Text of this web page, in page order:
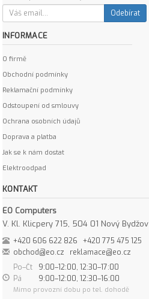
Odebírat
INFORMACE
O firmě
Obchodní podmínky
Reklamační podmínky
Odstoupení od smlouvy
Ochrana osobních údajů
Doprava a platba
Jak se k nám dostat
Elektroodpad
KONTAKT
EO Computers
V. Kl. Klicpery 715, 504 01 Nový Bydžov
+420 606 622 826
+420 775 475 125
obchod@eo.cz
reklamace@eo.cz
Po–Čt
9:00–12:00, 12:30–17:00
Pá
9:00–12:00, 12:30–16:00
Mimo provozní dobu po tel. dohodě